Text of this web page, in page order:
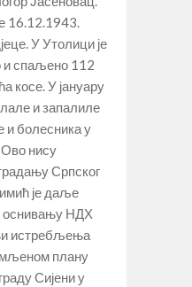
16.12.1943.
У Утолици је
и спаљено 112
косе. У јануару
и запалиле
и болесника у
нису
Српског
је даље
оснивању НДХ
истребљења
плану
Сијени у